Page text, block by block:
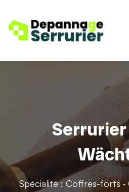
Spécialité : Coffres-forts ·